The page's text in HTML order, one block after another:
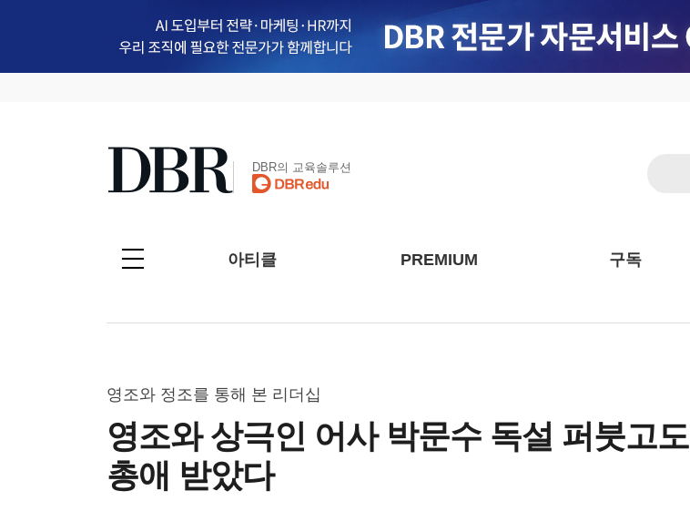
DBR의 교육솔루션
아티클 PREMIUM 구독
영조와 정조를 통해 본 리더십
영조와 상극인 어사 박문수 독설 퍼붓고도
총애 받았다